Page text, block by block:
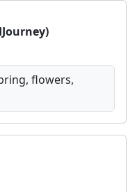
flowers,